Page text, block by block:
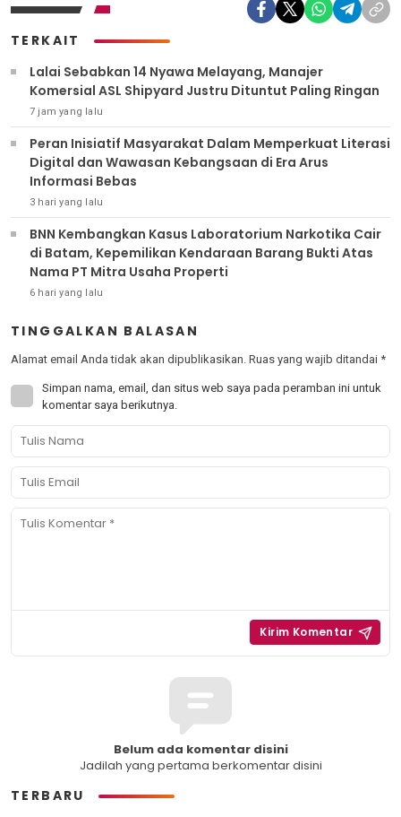
TERKAIT
Lalai Sebabkan 14 Nyawa Melayang, Manajer
Komersial ASL Shipyard Justru Dituntut Paling Ringan
7 jam yang lalu
Peran Inisiatif Masyarakat Dalam Memperkuat Literasi
Digital dan Wawasan Kebangsaan di Era Arus
Informasi Bebas
3 hari yang lalu
BNN Kembangkan Kasus Laboratorium Narkotika Cair
di Batam, Kepemilikan Kendaraan Barang Bukti Atas
Nama PT Mitra Usaha Properti
6 hari yang lalu
TINGGALKAN BALASAN
Alamat email Anda tidak akan dipublikasikan. Ruas yang wajib ditandai *
Simpan nama, email, dan situs web saya pada peramban ini untuk
komentar saya berikutnya.
Belum ada komentar disini
Jadilah yang pertama berkomentar disini
TERBARU